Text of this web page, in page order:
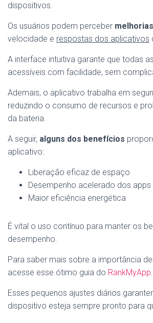
dispositivos.
Os usuários podem perceber
velocidade e respostas dos aplicativos
A interface intuitiva garante que todas
acessíveis com facilidade, sem
Ademais, o aplicativo trabalha em
reduzindo o consumo de recursos e
da bateria.
A seguir, alguns dos benefícios
aplicativo:
Liberação eficaz de espaço
Desempenho acelerado dos apps
Maior eficiência energética
É vital o uso contínuo para manter os
desempenho.
Para saber mais sobre a importância
acesse esse ótimo guia do RankMyApp.
Esses pequenos ajustes diários
dispositivo esteja sempre pronto para